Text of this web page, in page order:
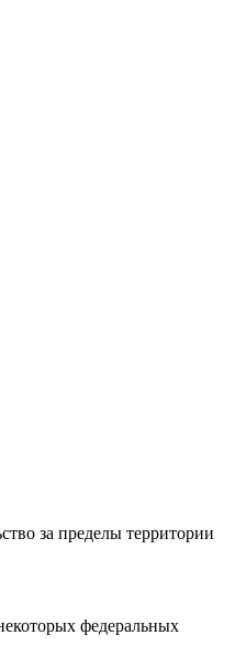
за пределы территории
федеральных